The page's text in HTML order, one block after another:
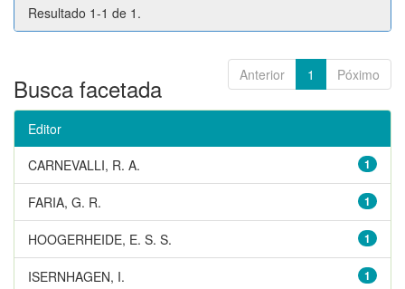
Resultado 1-1 de 1.
Anterior 1 Póximo
Busca facetada
Editor
1
CARNEVALLI, R. A.
1
FARIA, G. R.
1
HOOGERHEIDE, E. S. S.
1
ISERNHAGEN, I.